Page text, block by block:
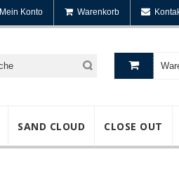
Mein Konto Warenkorb
SAND CLOUD CLOSE OUT